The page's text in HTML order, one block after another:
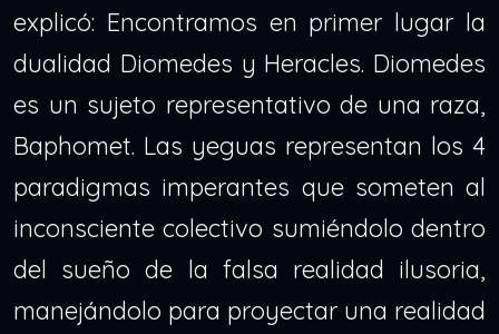
explicó: Encontramos en primer lugar la
dualidad Diomedes y Heracles. Diomedes
es un sujeto representativo de una raza,
Baphomet. Las yeguas representan los 4
paradigmas imperantes que someten al
inconsciente colectivo sumiéndolo dentro
del sueño de la falsa realidad ilusoria,
manejándolo para proyectar una realidad